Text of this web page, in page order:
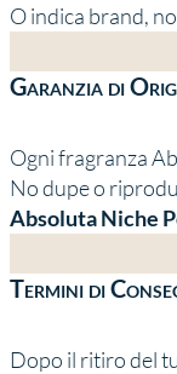
O indica brand,
Garanzia di
Ogni fragranza
No dupe o
Absoluta Niche
Termini di
Dopo il ritiro del